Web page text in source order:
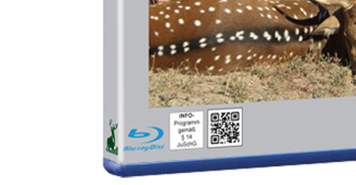
Abenteuer
Argentinien Nr. 83
(Blu-ray)